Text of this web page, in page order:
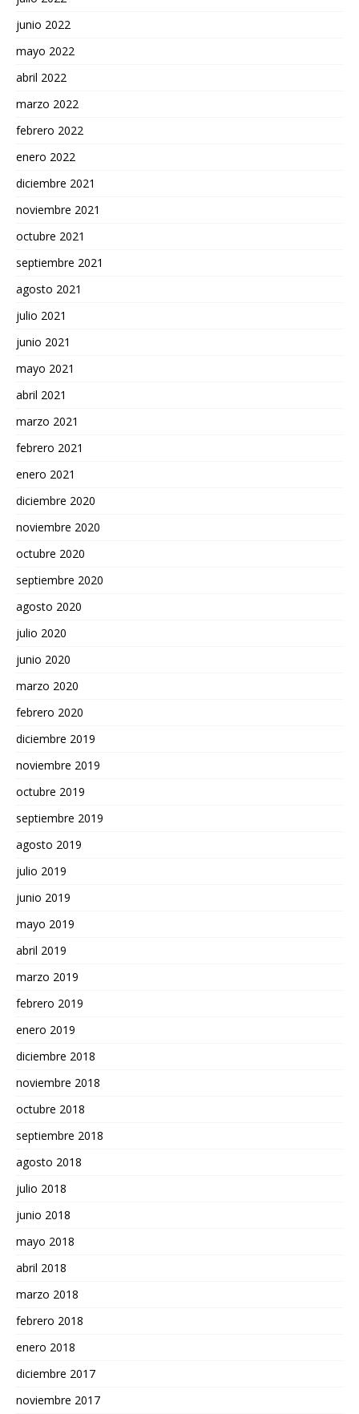
junio 2022
mayo 2022
abril 2022
marzo 2022
febrero 2022
enero 2022
diciembre 2021
noviembre 2021
octubre 2021
septiembre 2021
agosto 2021
julio 2021
junio 2021
mayo 2021
abril 2021
marzo 2021
febrero 2021
enero 2021
diciembre 2020
noviembre 2020
octubre 2020
septiembre 2020
agosto 2020
julio 2020
junio 2020
marzo 2020
febrero 2020
diciembre 2019
noviembre 2019
octubre 2019
septiembre 2019
agosto 2019
julio 2019
junio 2019
mayo 2019
abril 2019
marzo 2019
febrero 2019
enero 2019
diciembre 2018
noviembre 2018
octubre 2018
septiembre 2018
agosto 2018
julio 2018
junio 2018
mayo 2018
abril 2018
marzo 2018
febrero 2018
enero 2018
diciembre 2017
noviembre 2017